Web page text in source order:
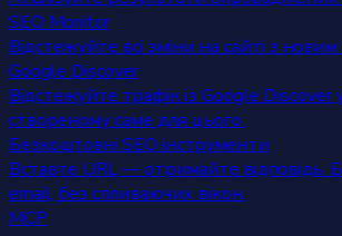
SEO Monitor
Відстежуйте всі зміни на сайті з
Google Discover
Відстежуйте трафік із Google Discover
створеному саме для цього.
Безкоштовні SEO інструменти
Вставте URL — отримайте відповідь.
email, без спливаючих вікон.
MCP